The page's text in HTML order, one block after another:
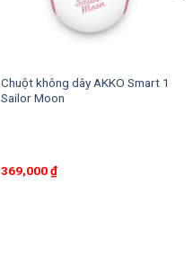
Chuột không dây AKKO Smart 1
Sailor Moon
369,000₫